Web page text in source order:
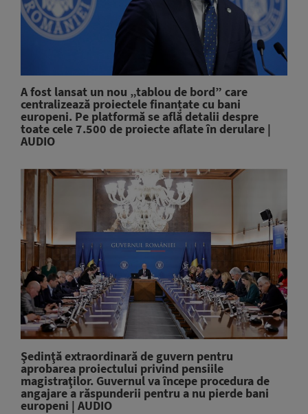
A fost lansat un nou „tablou de bord” care
centralizează proiectele finanțate cu bani
europeni. Pe platformă se află detalii despre
toate cele 7.500 de proiecte aflate în derulare |
AUDIO
Şedinţă extraordinară de guvern pentru
aprobarea proiectului privind pensiile
magistraţilor. Guvernul va începe procedura de
angajare a răspunderii pentru a nu pierde bani
europeni | AUDIO